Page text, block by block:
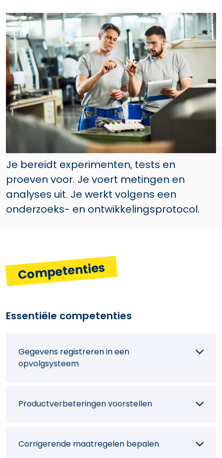
Je bereidt experimenten, tests en
proeven voor. Je voert metingen en
analyses uit. Je werkt volgens een
onderzoeks- en ontwikkelingsprotocol.
Competenties
Essentiële competenties
Gegevens registreren in een
opvolgsysteem
Productverbeteringen voorstellen
Corrigerende maatregelen bepalen